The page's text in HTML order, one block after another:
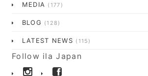
MEDIA (177)
BLOG (128)
LATEST NEWS (115)
Follow ila Japan